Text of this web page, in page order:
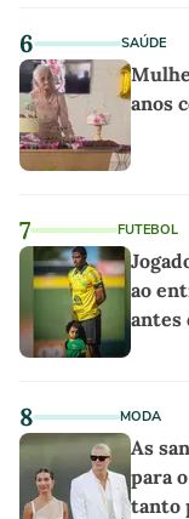
6 SAÚDE
anos
7 FUTEBOL
ao
antes
8 MODA
As
para
tanto